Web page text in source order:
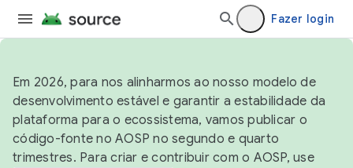
Fazer login
Em 2026, para nos alinharmos ao nosso modelo de
desenvolvimento estável e garantir a estabilidade da
plataforma para o ecossistema, vamos publicar o
código-fonte no AOSP no segundo e quarto
trimestres. Para criar e contribuir com o AOSP, use